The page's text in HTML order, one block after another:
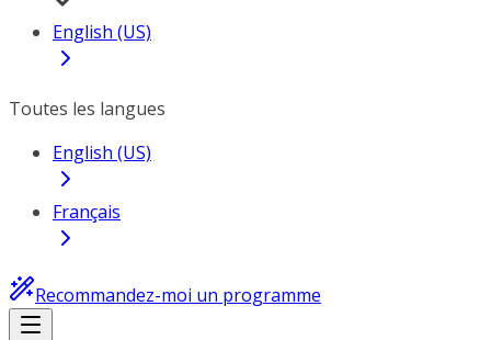
English (US)
Toutes les langues
English (US)
Français
Recommandez-moi un programme